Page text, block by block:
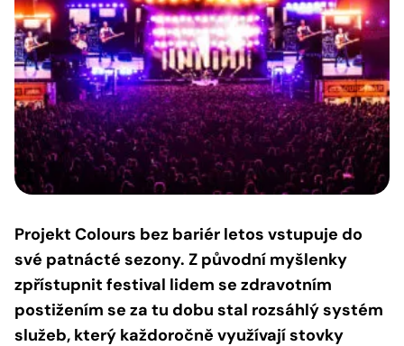
Projekt Colours bez bariér letos vstupuje do
své patnácté sezony. Z původní myšlenky
zpřístupnit festival lidem se zdravotním
postižením se za tu dobu stal rozsáhlý systém
služeb, který každoročně využívají stovky